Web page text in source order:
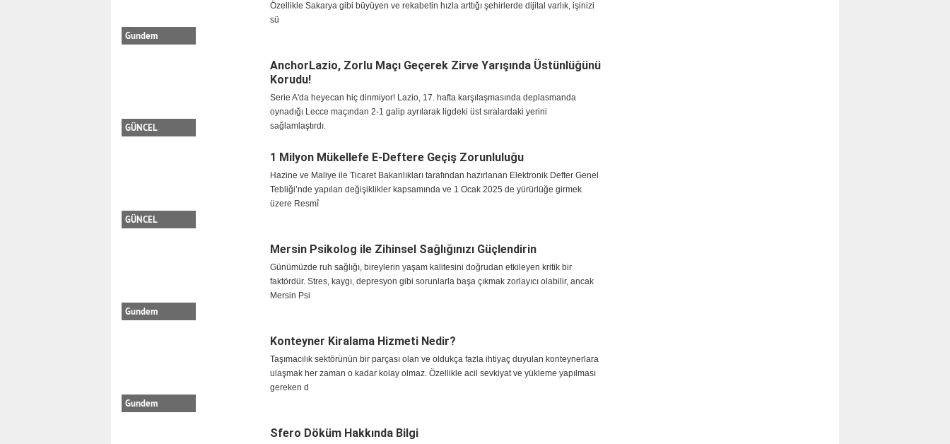
Gundem
Özellikle Sakarya gibi büyüyen ve rekabetin hızla arttığı şehirlerde dijital varlık, işinizi
sü
GÜNCEL
AnchorLazio, Zorlu Maçı Geçerek Zirve Yarışında Üstünlüğünü
Korudu!
Serie A'da heyecan hiç dinmiyor! Lazio, 17. hafta karşılaşmasında deplasmanda
oynadığı Lecce maçından 2-1 galip ayrılarak ligdeki üst sıralardaki yerini
sağlamlaştırdı.
GÜNCEL
1 Milyon Mükellefe E-Deftere Geçiş Zorunluluğu
Hazine ve Maliye ile Ticaret Bakanlıkları tarafından hazırlanan Elektronik Defter Genel
Tebliği’nde yapılan değişiklikler kapsamında ve 1 Ocak 2025 de yürürlüğe girmek
üzere Resmî
Gundem
Mersin Psikolog ile Zihinsel Sağlığınızı Güçlendirin
Günümüzde ruh sağlığı, bireylerin yaşam kalitesini doğrudan etkileyen kritik bir
faktördür. Stres, kaygı, depresyon gibi sorunlarla başa çıkmak zorlayıcı olabilir, ancak
Mersin Psi
Gundem
Konteyner Kiralama Hizmeti Nedir?
Taşımacılık sektörünün bir parçası olan ve oldukça fazla ihtiyaç duyulan konteynerlara
ulaşmak her zaman o kadar kolay olmaz. Özellikle acil sevkiyat ve yükleme yapılması
gereken d
Sfero Döküm Hakkında Bilgi